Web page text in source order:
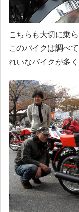
こちらも大切に乗
このバイクは調べ
れいなバイクが多